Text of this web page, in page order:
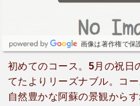
画像は著作権で保
初めてのコース。5月の祝日
てたよりリーズナブル。コ
自然豊かな阿蘇の景観から